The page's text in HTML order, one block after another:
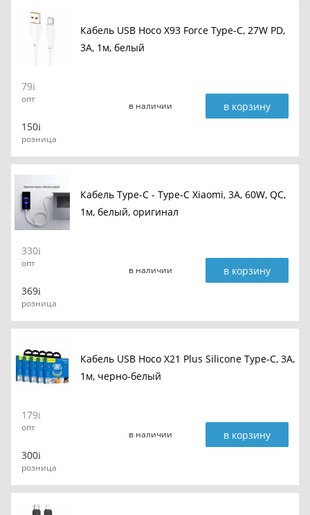
Кабель USB Hoco X93 Force Type-C, 27W PD,
3A, 1м, белый
79
опт
150
розница
в наличии в корзину
Кабель Type-C - Type-C Xiaomi, 3A, 60W, QC,
1м, белый, оригинал
330
опт
369
розница
в наличии в корзину
Кабель USB Hoco X21 Plus Silicone Type-C, 3A,
1м, черно-белый
179
опт
300
розница
в наличии в корзину